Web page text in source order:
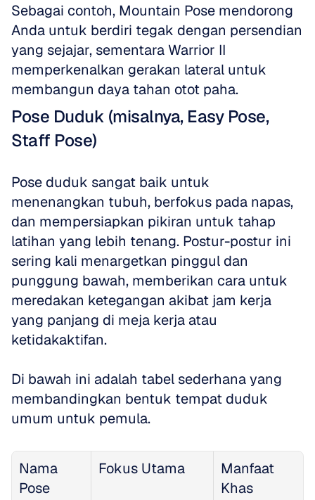
Sebagai contoh, Mountain Pose mendorong
Anda untuk berdiri tegak dengan persendian
yang sejajar, sementara Warrior II
memperkenalkan gerakan lateral untuk
membangun daya tahan otot paha.
Pose Duduk (misalnya, Easy Pose,
Staff Pose)
Pose duduk sangat baik untuk
menenangkan tubuh, berfokus pada napas,
dan mempersiapkan pikiran untuk tahap
latihan yang lebih tenang. Postur-postur ini
sering kali menargetkan pinggul dan
punggung bawah, memberikan cara untuk
meredakan ketegangan akibat jam kerja
yang panjang di meja kerja atau
ketidakaktifan.
Di bawah ini adalah tabel sederhana yang
membandingkan bentuk tempat duduk
umum untuk pemula.
Nama
Pose
Fokus Utama
Manfaat
Khas